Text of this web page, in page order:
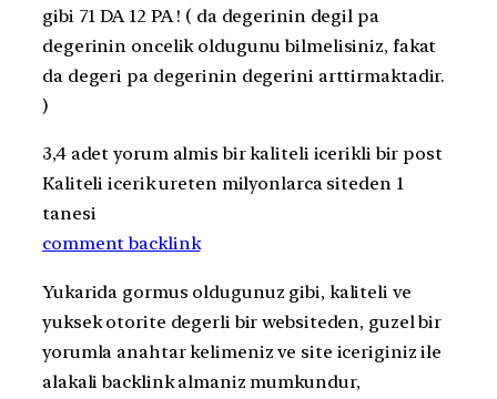
gibi 71 DA 12 PA ! ( da degerinin degil pa
degerinin oncelik oldugunu bilmelisiniz, fakat
da degeri pa degerinin degerini arttirmaktadir.
)
3,4 adet yorum almis bir kaliteli icerikli bir post
Kaliteli icerik ureten milyonlarca siteden 1
tanesi
comment backlink
Yukarida gormus oldugunuz gibi, kaliteli ve
yuksek otorite degerli bir websiteden, guzel bir
yorumla anahtar kelimeniz ve site iceriginiz ile
alakali backlink almaniz mumkundur,